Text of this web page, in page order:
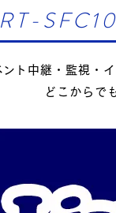
ント中継・監視・
どこからで